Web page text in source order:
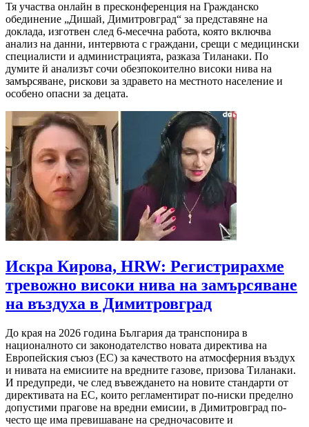
Тя участва онлайн в пресконференция на Гражданско
обединение „Дишай, Димитровград“ за представяне на
доклада, изготвен след 6-месечна работа, която включва
анализ на данни, интервюта с граждани, срещи с медицински
специалисти и администрацията, разказа Тиланаки. По
думите й анализът сочи обезпокоително високи нива на
замърсяване, рискови за здравето на местното население и
особено опасни за децата.
Искра Кирова, HRW: Регистрирахме
тревожно високи нива на замърсяване
на въздуха в Димитровград
До края на 2026 година България да транспонира в
националното си законодателство новата директива на
Европейския съюз (ЕС) за качеството на атмосферния въздух
и нивата на емисиите на вредните газове, призова Тиланаки.
И предупреди, че след въвеждането на новите стандарти от
директивата на ЕС, които регламентират по-ниски пределно
допустими прагове на вредни емисии, в Димитровград по-
често ще има превишаване на средночасовите и